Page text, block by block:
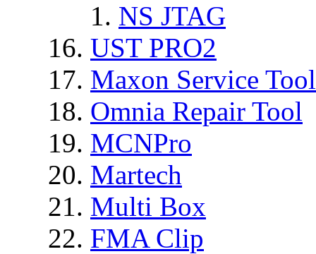
NS JTAG
UST PRO2
Maxon Service
Omnia Repair Tool
MCNPro
Martech
Multi Box
FMA Clip